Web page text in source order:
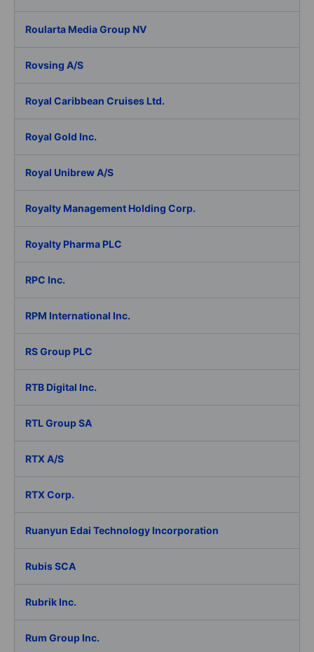
Roularta Media Group NV
Rovsing A/S
Royal Caribbean Cruises Ltd.
Royal Gold Inc.
Royal Unibrew A/S
Royalty Management Holding Corp.
Royalty Pharma PLC
RPC Inc.
RPM International Inc.
RS Group PLC
RTB Digital Inc.
RTL Group SA
RTX A/S
RTX Corp.
Ruanyun Edai Technology Incorporation
Rubis SCA
Rubrik Inc.
Rum Group Inc.